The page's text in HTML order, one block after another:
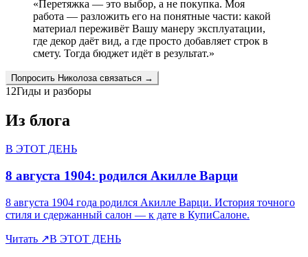
«Перетяжка — это выбор, а не покупка. Моя
работа — разложить его на понятные части: какой
материал переживёт Вашу манеру эксплуатации,
где декор даёт вид, а где просто добавляет строк в
смету. Тогда бюджет идёт в результат.»
Попросить Николоза связаться →
12Гиды и разборы
Из блога
В ЭТОТ ДЕНЬ
8 августа 1904: родился Акилле Варци
8 августа 1904 года родился Акилле Варци. История точного
стиля и сдержанный салон — к дате в КупиСалоне.
Читать ↗В ЭТОТ ДЕНЬ